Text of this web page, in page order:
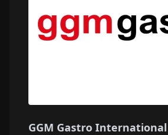
GGM Gastro International